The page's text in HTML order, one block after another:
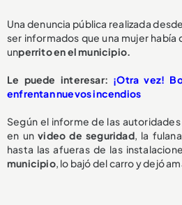
Una denuncia pública realizada
ser informados que una mujer había
unperrito en el municipio.
Le puede interesar: ¡Otra vez!
enfrentan nuevos incendios
Según el informe de las
en unvideo de seguridad, la
hasta las afueras de las
municipio, lo bajó del carro y dejó